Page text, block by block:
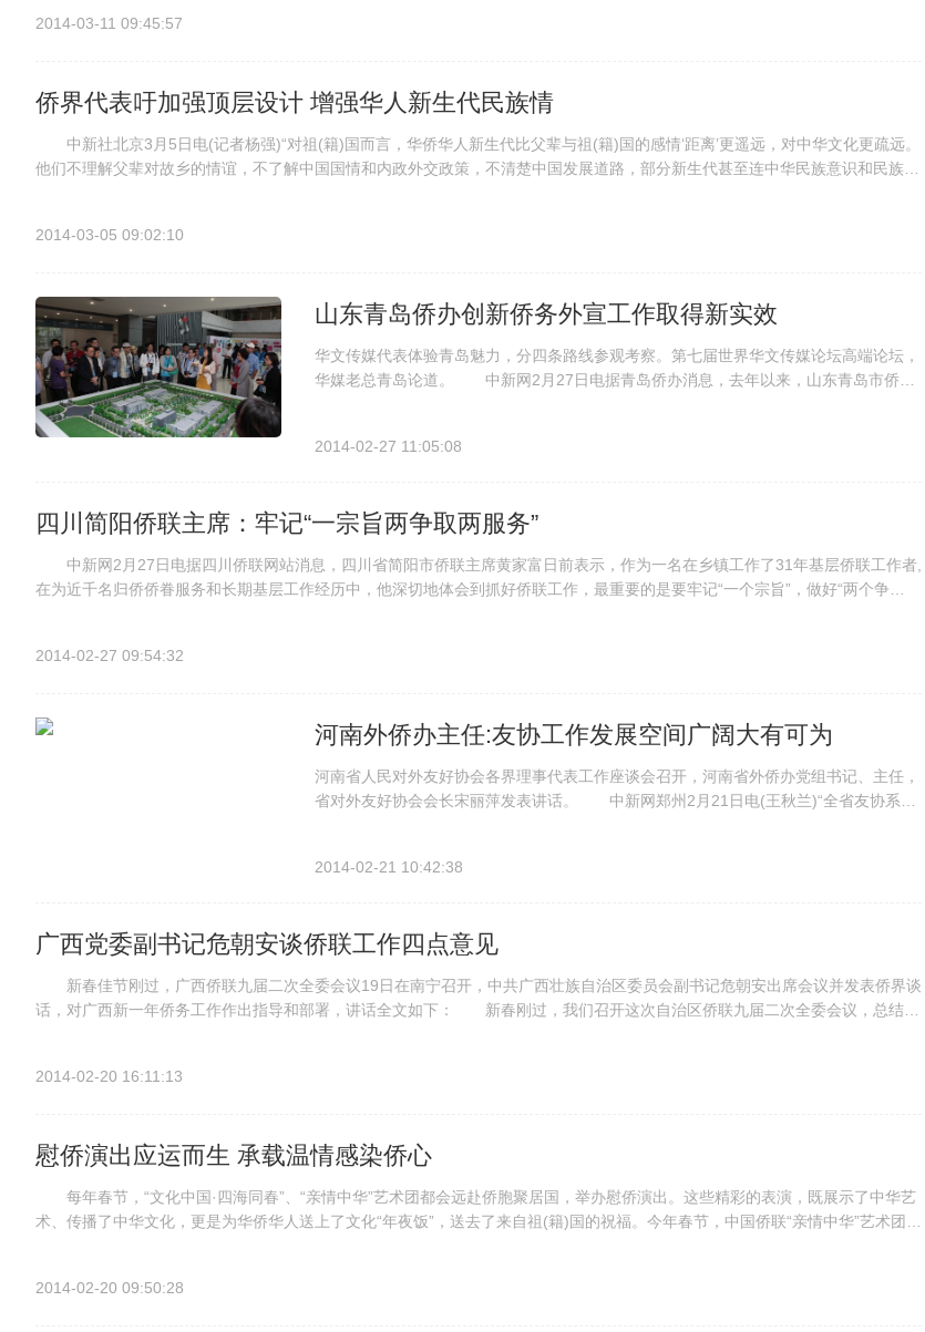
2014-03-11 09:45:57
侨界代表吁加强顶层设计 增强华人新生代民族情
中新社北京3月5日电(记者杨强)“对祖(籍)国而言，华侨华人新生代比父辈与祖(籍)国的感情‘距离’更遥远，对中华文化更疏远。
他们不理解父辈对故乡的情谊，不了解中国国情和内政外交政策，不清楚中国发展道路，部分新生代甚至连中华民族意识和民族感
2014-03-05 09:02:10
山东青岛侨办创新侨务外宣工作取得新实效
华文传媒代表体验青岛魅力，分四条路线参观考察。第七届世界华文传媒论坛高端论坛，
华媒老总青岛论道。 中新网2月27日电据青岛侨办消息，去年以来，山东青岛市侨办
2014-02-27 11:05:08
四川简阳侨联主席：牢记“一宗旨两争取两服务”
中新网2月27日电据四川侨联网站消息，四川省简阳市侨联主席黄家富日前表示，作为一名在乡镇工作了31年基层侨联工作者,
在为近千名归侨侨眷服务和长期基层工作经历中，他深切地体会到抓好侨联工作，最重要的是要牢记“一个宗旨”，做好“两个争
2014-02-27 09:54:32
河南外侨办主任:友协工作发展空间广阔大有可为
河南省人民对外友好协会各界理事代表工作座谈会召开，河南省外侨办党组书记、主任，
省对外友好协会会长宋丽萍发表讲话。 中新网郑州2月21日电(王秋兰)“全省友协系统
2014-02-21 10:42:38
广西党委副书记危朝安谈侨联工作四点意见
新春佳节刚过，广西侨联九届二次全委会议19日在南宁召开，中共广西壮族自治区委员会副书记危朝安出席会议并发表侨界谈
话，对广西新一年侨务工作作出指导和部署，讲话全文如下： 新春刚过，我们召开这次自治区侨联九届二次全委会议，总结回
2014-02-20 16:11:13
慰侨演出应运而生 承载温情感染侨心
每年春节，“文化中国·四海同春”、“亲情中华”艺术团都会远赴侨胞聚居国，举办慰侨演出。这些精彩的表演，既展示了中华艺
术、传播了中华文化，更是为华侨华人送上了文化“年夜饭”，送去了来自祖(籍)国的祝福。今年春节，中国侨联“亲情中华”艺术团改
2014-02-20 09:50:28